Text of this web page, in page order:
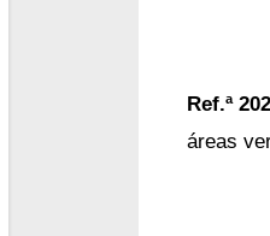
Ref.ª
áreas